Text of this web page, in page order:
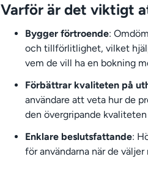
Varför är det viktigt
Bygger förtroende:
och tillförlitlighet, vilket
vem de vill ha en bokning
Förbättrar kvaliteten på
användare att veta hur de
den övergripande
Enklare beslutsfattande:
för användarna när de